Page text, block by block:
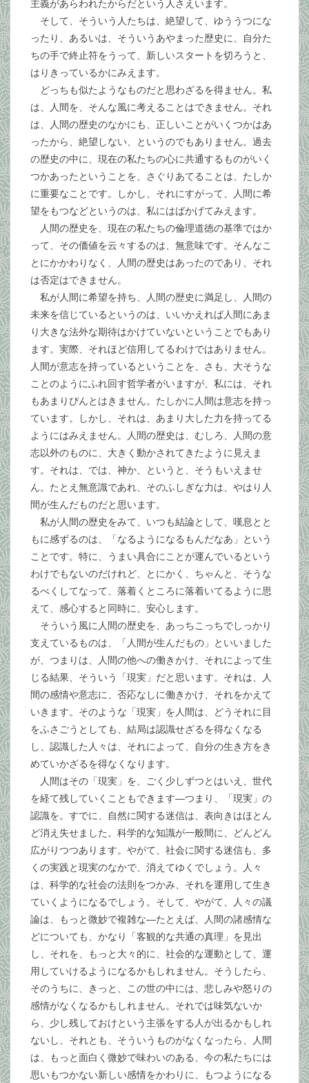
主義があらわれたからだという人さえいます。
そして、そういう人たちは、絶望して、ゆううつにな
ったり、あるいは、そういうあやまった歴史に、自分た
ちの手で終止符をうって、新しいスタートを切ろうと、
はりきっているかにみえます。
どっちも似たようなものだと思わざるを得ません。私
は、人間を、そんな風に考えることはできません。それ
は、人間の歴史のなかにも、正しいことがいくつかはあ
ったから、絶望しない、というのでもありません。過去
の歴史の中に、現在の私たちの心に共通するものがいく
つかあったということを、さぐりあてることは、たしか
に重要なことです。しかし、それにすがって、人間に希
望をもつなどというのは、私にはばかげてみえます。
人間の歴史を、現在の私たちの倫理道徳の基準ではか
って、その価値を云々するのは、無意味です。そんなこ
とにかかわりなく、人間の歴史はあったのであり、それ
は否定はできません。
私が人間に希望を持ち、人間の歴史に満足し、人間の
未来を信じているというのは、いいかえれば人間にあま
り大きな法外な期待はかけていないということでもあり
ます。実際、それほど信用してるわけではありません。
人間が意志を持っているということを、さも、大そうな
ことのようにふれ回す哲学者がいますが、私には、それ
もあまりぴんとはきません。たしかに人間は意志を持っ
ています。しかし、それは、あまり大した力を持ってる
ようにはみえません。人間の歴史は、むしろ、人間の意
志以外のものに、大きく動かされてきたように見えま
す。それは、では、神か、というと、そうもいえませ
ん。たとえ無意識であれ、そのふしぎな力は、やはり人
間が生んだものだと思います。
私が人間の歴史をみて、いつも結論として、嘆息とと
もに感ずるのは、「なるようになるもんだなあ」という
ことです。特に、うまい具合にことが運んでいるという
わけでもないのだけれど、とにかく、ちゃんと、そうな
るべくしてなって、落着くところに落着いてるように思
えて、感心すると同時に、安心します。
そういう風に人間の歴史を、あっちこっちでしっかり
支えているものは、「人間が生んだもの」といいました
が、つまりは、人間の他への働きかけ、それによって生
じる結果、そういう「現実」だと思います。それは、人
間の感情や意志に、否応なしに働きかけ、それをかえて
いきます。そのような「現実」を人間は、どうそれに目
をふさごうとしても、結局は認識せざるを得なくなる
し、認識した人々は、それによって、自分の生き方をき
めていかざるを得なくなります。
人間はその「現実」を、ごく少しずつとはいえ、世代
を経て残していくこともできます―つまり、「現実」の
認識を。すでに、自然に関する迷信は、表向きはほとん
ど消え失せました。科学的な知識が一般間に、どんどん
広がりつつあります。やがて、社会に関する迷信も、多
くの実践と現実のなかで、消えてゆくでしょう。人々
は、科学的な社会の法則をつかみ、それを運用して生き
ていくようになるでしょう。そして、やがて、人々の議
論は、もっと微妙で複雑な―たとえば、人間の諸感情な
どについても、かなり「客観的な共通の真理」を見出
し、それを、もっと大々的に、社会的な運動として、運
用していけるようになるかもしれません。そうしたら、
そのうちに、きっと、この世の中には、悲しみや怒りの
感情がなくなるかもしれません。それでは味気ないか
ら、少し残しておけという主張をする人が出るかもしれ
ないし、それとも、そういうものがなくなったら、人間
は、もっと面白く微妙で味わいのある、今の私たちには
思いもつかない新しい感情をかわりに、もつようになる